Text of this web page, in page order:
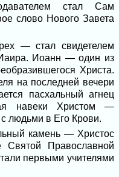
стал Сам
слово Нового Завета
— стал свидетелем
Иоанн — один из
Христа.
на пос­ледней вечери
пасхальный агнец
навеки Христом —
людь­ми в Его Крови.
камень — Христос
Православной
первыми учи­телями